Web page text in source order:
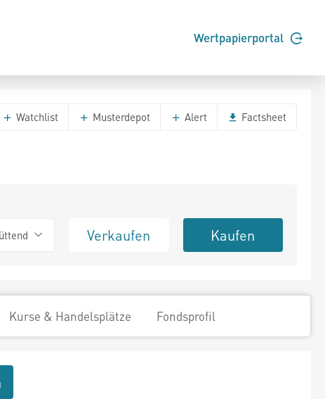
Wertpapierportal
Watchlist Musterdepot Alert Factsheet
Verkaufen Kaufen
Kurse & Handelsplätze Fondsprofil